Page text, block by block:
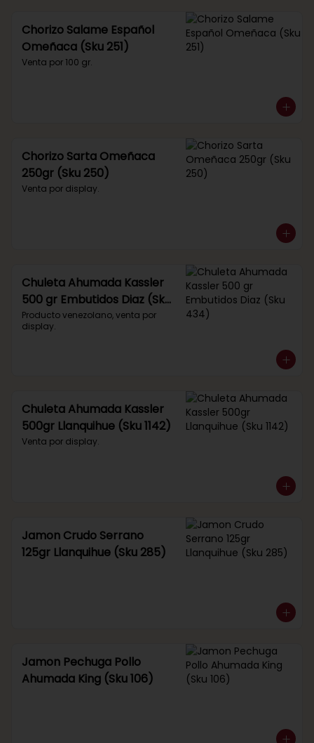
Chorizo Salame Español
Omeñaca (Sku 251)
Venta por 100 gr.
Chorizo Sarta Omeñaca
250gr (Sku 250)
Venta por display.
Chuleta Ahumada Kassler
500 gr Embutidos Diaz (Sku
434)
Producto venezolano, venta por
display.
Chuleta Ahumada Kassler
500gr Llanquihue (Sku 1142)
Venta por display.
Jamon Crudo Serrano
125gr Llanquihue (Sku 285)
Jamon Pechuga Pollo
Ahumada King (Sku 106)